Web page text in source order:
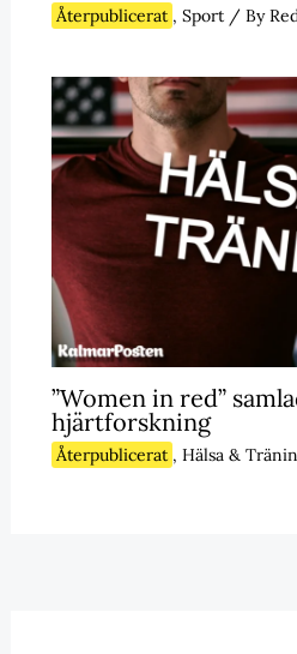
Återpublicerat , Sport/ By
”Women in red”
hjärtforskning
Återpublicerat , Hälsa &